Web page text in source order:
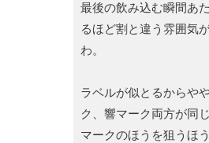
最後の飲み込む瞬間あ
るほど割と違う雰囲気
わ。
ラベルが似とるからや
ク、響マーク両方が同
マークのほうを狙うほ